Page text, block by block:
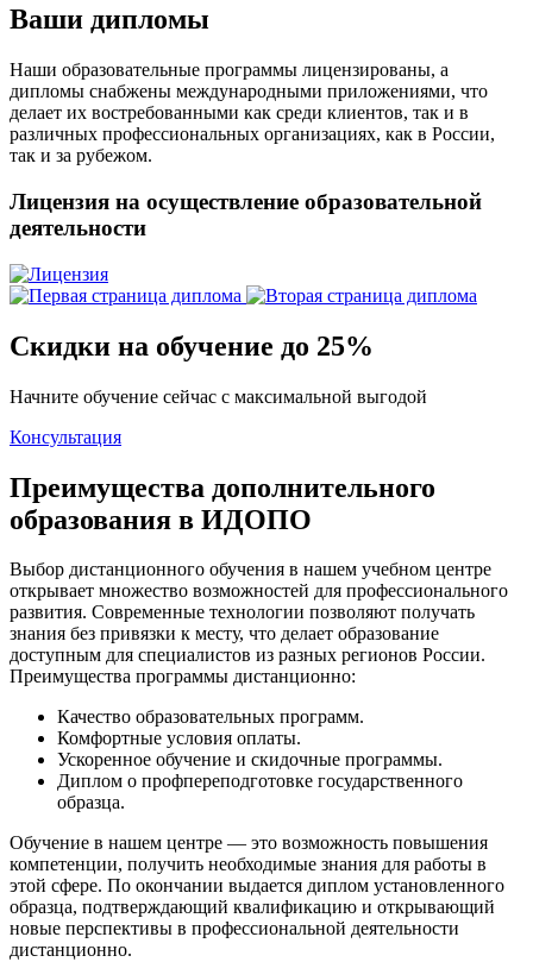
Ваши дипломы
Наши образовательные программы лицензированы, а
дипломы снабжены международными приложениями, что
делает их востребованными как среди клиентов, так и в
различных профессиональных организациях, как в России,
так и за рубежом.
Лицензия на осуществление образовательной
деятельности
Скидки на обучение до 25%
Начните обучение сейчас с максимальной выгодой
Консультация
Преимущества дополнительного
образования в ИДОПО
Выбор дистанционного обучения в нашем учебном центре
открывает множество возможностей для профессионального
развития. Современные технологии позволяют получать
знания без привязки к месту, что делает образование
доступным для специалистов из разных регионов России.
Преимущества программы дистанционно:
Качество образовательных программ.
Комфортные условия оплаты.
Ускоренное обучение и скидочные программы.
Диплом о профпереподготовке государственного
образца.
Обучение в нашем центре — это возможность повышения
компетенции, получить необходимые знания для работы в
этой сфере. По окончании выдается диплом установленного
образца, подтверждающий квалификацию и открывающий
новые перспективы в профессиональной деятельности
дистанционно.